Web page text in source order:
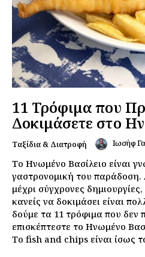
11 Τρόφιμα που
Δοκιμάσετε στο
Ταξίδια & Διατροφή Ιωσήφ
Το Ηνωμένο Βασίλειο είναι
γαστρονομική του
μέχρι σύγχρονες
κανείς να δοκιμάσει είναι
δούμε τα 11 τρόφιμα που δεν
επισκέπτεστε το Ηνωμένο
Το fish and chips είναι ίσως